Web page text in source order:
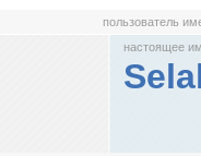
пользователь
настоящее